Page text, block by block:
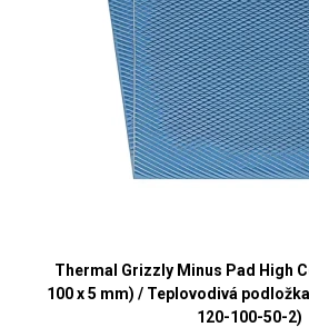
Thermal Grizzly Minus Pad High
100 x 5 mm) / Teplovodivá
120-100-50-2)